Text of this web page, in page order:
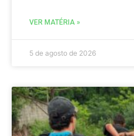
VER MATÉRIA »
5 de agosto de 2026